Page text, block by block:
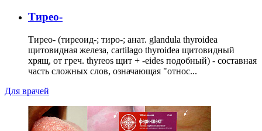
Тирео-
Тирео- (тиреоид-; тиро-; анат. glandula thyroidea
щитовидная железа, cartilago thyroidea щитовидный
хрящ, от греч. thyreos щит + -eides подобный) - составная
часть сложных слов, означающая "относ...
Для врачей